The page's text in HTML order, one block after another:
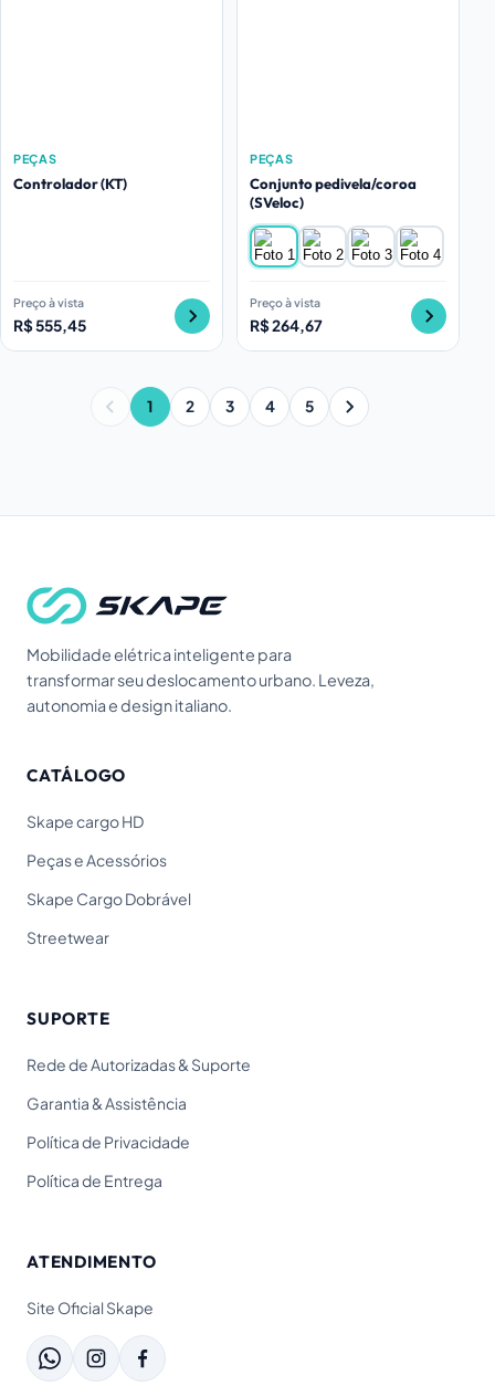
PEÇAS
Controlador (KT)
Preço à vista
R$ 555,45
PEÇAS
Conjunto pedivela/coroa
(SVeloc)
Preço à vista
R$ 264,67
1 2 3 4 5
Mobilidade elétrica inteligente para
transformar seu deslocamento urbano. Leveza,
autonomia e design italiano.
CATÁLOGO
Skape cargo HD
Peças e Acessórios
Skape Cargo Dobrável
Streetwear
SUPORTE
Rede de Autorizadas & Suporte
Garantia & Assistência
Política de Privacidade
Política de Entrega
ATENDIMENTO
Site Oficial Skape